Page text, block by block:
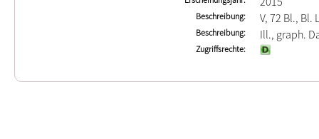
Beschreibung V, 72 Bl., Bl.
Beschreibung Ill., graph.
Zugriffsrechte